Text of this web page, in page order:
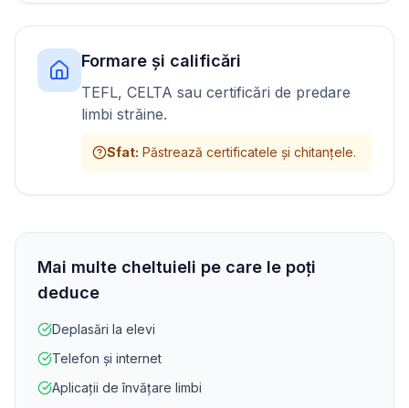
Formare și calificări
TEFL, CELTA sau certificări de predare
limbi străine.
Sfat: Păstrează certificatele și chitanțele.
Mai multe cheltuieli pe care le poți
deduce
Deplasări la elevi
Telefon și internet
Aplicații de învățare limbi